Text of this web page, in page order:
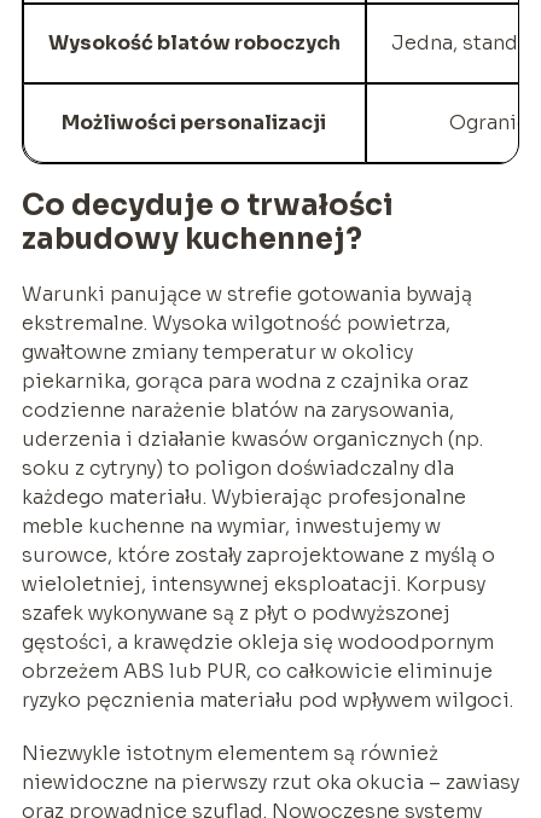
Wysokość blatów roboczych Jedna,
Możliwości personalizacji
Co decyduje o trwałości
zabudowy kuchennej?
Warunki panujące w strefie gotowania bywają
ekstremalne. Wysoka wilgotność powietrza,
gwałtowne zmiany temperatur w okolicy
piekarnika, gorąca para wodna z czajnika oraz
codzienne narażenie blatów na zarysowania,
uderzenia i działanie kwasów organicznych (np.
soku z cytryny) to poligon doświadczalny dla
każdego materiału. Wybierając profesjonalne
meble kuchenne na wymiar, inwestujemy w
surowce, które zostały zaprojektowane z myślą o
wieloletniej, intensywnej eksploatacji. Korpusy
szafek wykonywane są z płyt o podwyższonej
gęstości, a krawędzie okleja się wodoodpornym
obrzeżem ABS lub PUR, co całkowicie eliminuje
ryzyko pęcznienia materiału pod wpływem wilgoci.
Niezwykle istotnym elementem są również
niewidoczne na pierwszy rzut oka okucia – zawiasy
oraz prowadnice szuflad. Nowoczesne systemy